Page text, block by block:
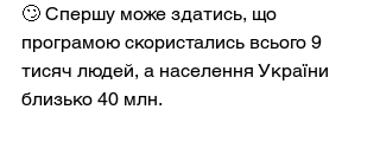
🙄 Спершу може здатись, що
програмою скористались всього 9
тисяч людей, а населення України
близько 40 млн.